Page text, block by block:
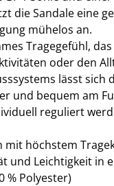
die Sandale eine
mühelos an.
Tragegefühl,
oder den
lässt sich
und bequem am
reguliert
mit höchstem
und Leichtigkeit in
% Polyester)